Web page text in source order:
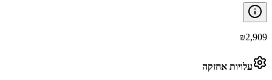
₪2,909
עלויות אחזקה